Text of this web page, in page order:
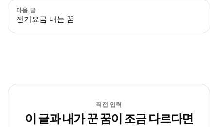
다음 글
전기요금 내는 꿈
직접 입력
이 글과 내가 꾼 꿈이 조금 다르다면